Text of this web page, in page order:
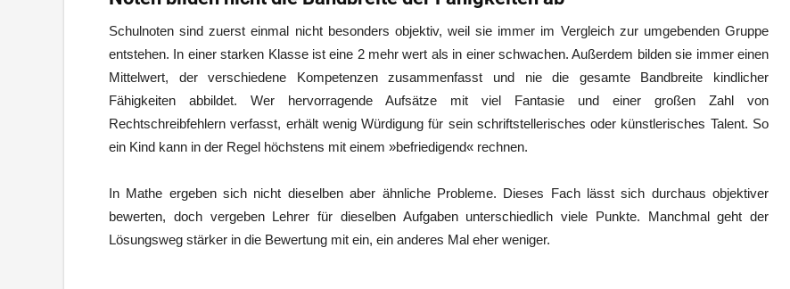
Schulnoten sind zuerst einmal nicht besonders objektiv, weil sie immer im Vergleich zur umgebenden Gruppe
entstehen. In einer starken Klasse ist eine 2 mehr wert als in einer schwachen. Außerdem bilden sie immer einen
Mittelwert, der verschiedene Kompetenzen zusammenfasst und nie die gesamte Bandbreite kindlicher
Fähigkeiten abbildet. Wer hervorragende Aufsätze mit viel Fantasie und einer großen Zahl von
Rechtschreibfehlern verfasst, erhält wenig Würdigung für sein schriftstellerisches oder künstlerisches Talent. So
ein Kind kann in der Regel höchstens mit einem »befriedigend« rechnen.
In Mathe ergeben sich nicht dieselben aber ähnliche Probleme. Dieses Fach lässt sich durchaus objektiver
bewerten, doch vergeben Lehrer für dieselben Aufgaben unterschiedlich viele Punkte. Manchmal geht der
Lösungsweg stärker in die Bewertung mit ein, ein anderes Mal eher weniger.